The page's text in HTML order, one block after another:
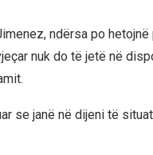
ndërsa po
nuk do të jetë në
se janë në dijeni të